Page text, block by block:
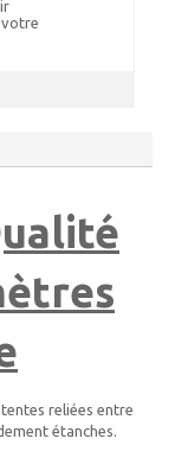
reliées entre
étanches.